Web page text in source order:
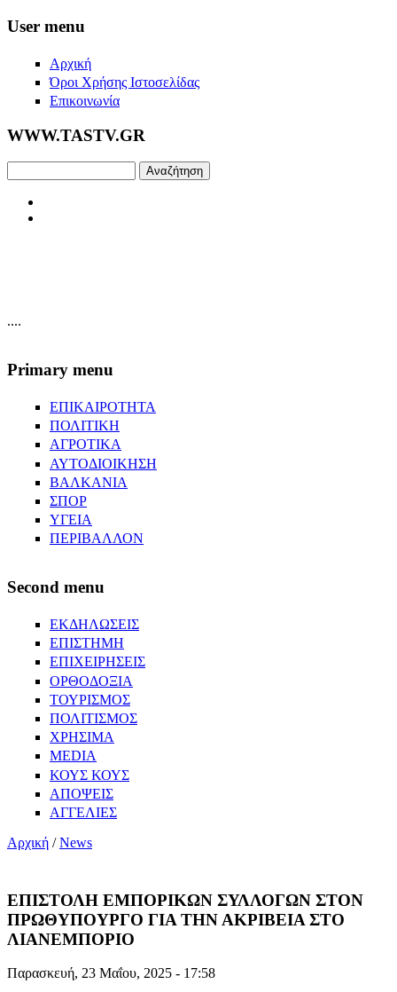
Skip to main content
User menu
Αρχική
Όροι Χρήσης Ιστοσελίδας
Επικοινωνία
WWW.TASTV.GR
....
Primary menu
ΕΠΙΚΑΙΡΟΤΗΤΑ
ΠΟΛΙΤΙΚΗ
ΑΓΡΟΤΙΚΑ
ΑΥΤΟΔΙΟΙΚΗΣΗ
ΒΑΛΚΑΝΙΑ
ΣΠΟΡ
ΥΓΕΙΑ
ΠΕΡΙΒΑΛΛΟΝ
Second menu
ΕΚΔΗΛΩΣΕΙΣ
ΕΠΙΣΤΗΜΗ
ΕΠΙΧΕΙΡΗΣΕΙΣ
ΟΡΘΟΔΟΞΙΑ
ΤΟΥΡΙΣΜΟΣ
ΠΟΛΙΤΙΣΜΟΣ
ΧΡΗΣΙΜΑ
MEDIA
ΚΟΥΣ ΚΟΥΣ
ΑΠΟΨΕΙΣ
ΑΓΓΕΛΙΕΣ
Αρχική /News
ΕΠΙΣΤΟΛΗ ΕΜΠΟΡΙΚΩΝ ΣΥΛΛΟΓΩΝ ΣΤΟΝ
ΠΡΩΘΥΠΟΥΡΓΟ ΓΙΑ ΤΗΝ ΑΚΡΙΒΕΙΑ ΣΤΟ
ΛΙΑΝΕΜΠΟΡΙΟ
Παρασκευή, 23 Μαΐου, 2025 - 17:58